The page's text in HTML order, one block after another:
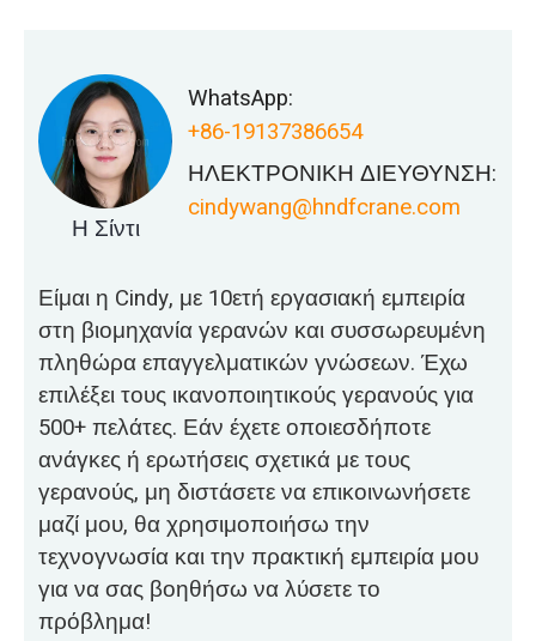
Η Σίντι
WhatsApp:
+86-19137386654
ΗΛΕΚΤΡΟΝΙΚΗ ΔΙΕΥΘΥΝΣΗ:
cindywang@hndfcrane.com
Είμαι η Cindy, με 10ετή εργασιακή εμπειρία
στη βιομηχανία γερανών και συσσωρευμένη
πληθώρα επαγγελματικών γνώσεων. Έχω
επιλέξει τους ικανοποιητικούς γερανούς για
500+ πελάτες. Εάν έχετε οποιεσδήποτε
ανάγκες ή ερωτήσεις σχετικά με τους
γερανούς, μη διστάσετε να επικοινωνήσετε
μαζί μου, θα χρησιμοποιήσω την
τεχνογνωσία και την πρακτική εμπειρία μου
για να σας βοηθήσω να λύσετε το
πρόβλημα!